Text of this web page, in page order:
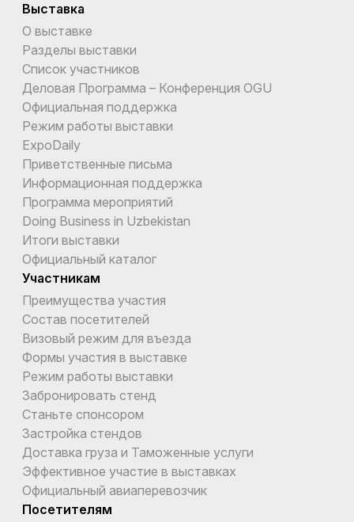
Выставка
О выставке
Разделы выставки
Список участников
Деловая Программа – Конференция OGU
Официальная поддержка
Режим работы выставки
ExpoDaily
Приветственные письма
Информационная поддержка
Программа мероприятий
Doing Business in Uzbekistan
Итоги выставки
Официальный каталог
Участникам
Преимущества участия
Состав посетителей
Визовый режим для въезда
Формы участия в выставке
Режим работы выставки
Забронировать стенд
Станьте спонсором
Застройка стендов
Доставка груза и Таможенные услуги
Эффективное участие в выставках
Официальный авиаперевозчик
Посетителям